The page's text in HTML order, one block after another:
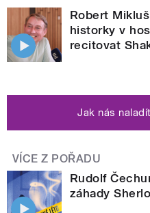
Robert
historky v
recitovat
Jak nás
VÍCE Z POŘADU
Rudolf
záhady